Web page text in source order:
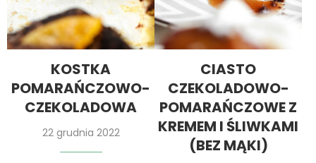
KOSTKA
POMARAŃCZOWO-
CZEKOLADOWA
22 grudnia 2022
CIASTO
CZEKOLADOWO-
POMARAŃCZOWE Z
KREMEM I ŚLIWKAMI
(BEZ MĄKI)